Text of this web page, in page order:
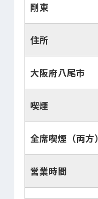
剛東
住所
大阪府八尾市
喫煙
全席喫煙（両方）
営業時間